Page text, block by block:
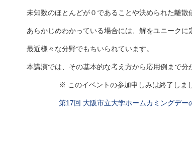
未知数のほとんどが０であることや決められた離散
あらかじめわかっている場合には、解をユニークに定
最近様々な分野でもちいられています。
本講演では、その基本的な考え方から応用例まで分か
※ このイベントの参加申しみは終了しまし
第17回 大阪市立大学ホームカミングデ